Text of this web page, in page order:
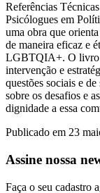
Referências
Psicólogues em
uma obra que
de maneira eficaz e
LGBTQIA+. O livro
intervenção e
questões sociais e
sobre os desafios e
dignidade a essa
Publicado em 23
Assine nossa
Faça o seu cadastro